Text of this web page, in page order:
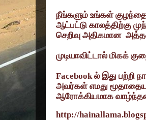
நீங்களும் உங்கள்
ஆட்பட்டு காலத்திற்கு
செறிவு அதிகமான
முடியாவிட்டால் மிகக்
Facebookல் இது பற்றி
அவர்கள் எமது
ஆரோக்கியமாக
http://